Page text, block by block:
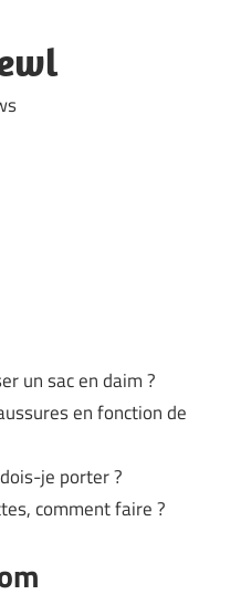
un sac en daim ?
en fonction de
je porter ?
comment faire ?